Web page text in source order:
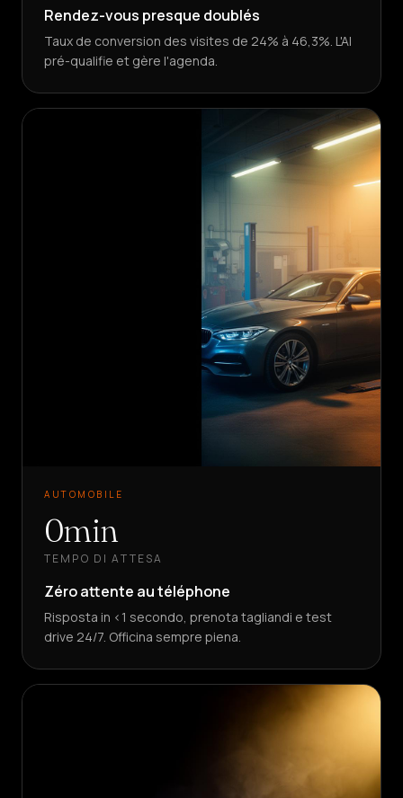
Rendez-vous presque doublés
Taux de conversion des visites de 24% à 46,3%. L'AI
pré-qualifie et gère l'agenda.
AUTOMOBILE
0min
TEMPO DI ATTESA
Zéro attente au téléphone
Risposta in <1 secondo, prenota tagliandi e test
drive 24/7. Officina sempre piena.